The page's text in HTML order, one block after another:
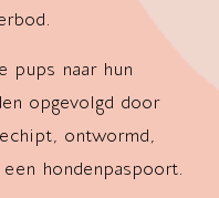
pups naar hun
opgevolgd door
ontwormd,
hondenpaspoort.